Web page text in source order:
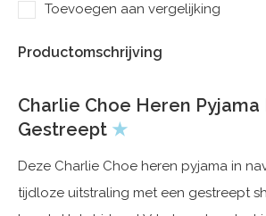
Toevoegen aan vergelijking
Productomschrijving
Charlie Choe Heren Pyjama
Gestreept ★
Deze Charlie Choe heren pyjama in
tijdloze uitstraling met een gestreept